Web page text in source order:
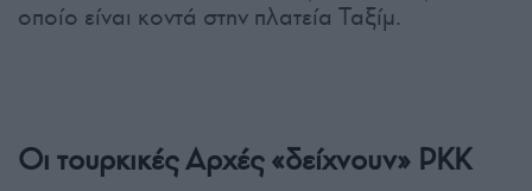
οποίο είναι κοντά στην πλατεία Ταξίμ.
Οι τουρκικές Αρχές «δείχνουν» PKK